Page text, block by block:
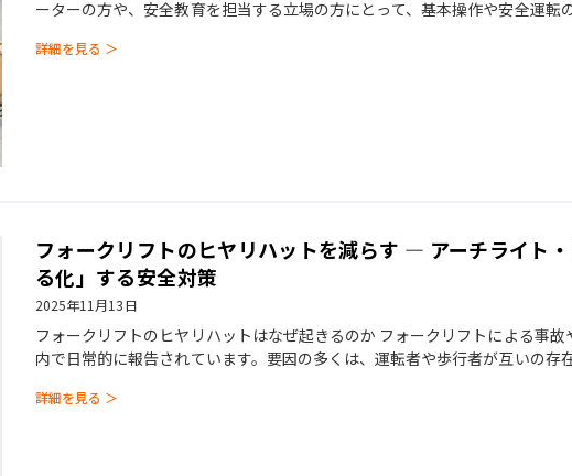
ーターの方や、安全教育を担当する立場の方にとって、基本操作や安全運転
詳細を見る ＞
フォークリフトのヒヤリハットを減らす ― アーチライト
る化」する安全対策
2025年11月13日
フォークリフトのヒヤリハットはなぜ起きるのか フォークリフトによる事
内で日常的に報告されています。要因の多くは、運転者や歩行者が互いの存
詳細を見る ＞